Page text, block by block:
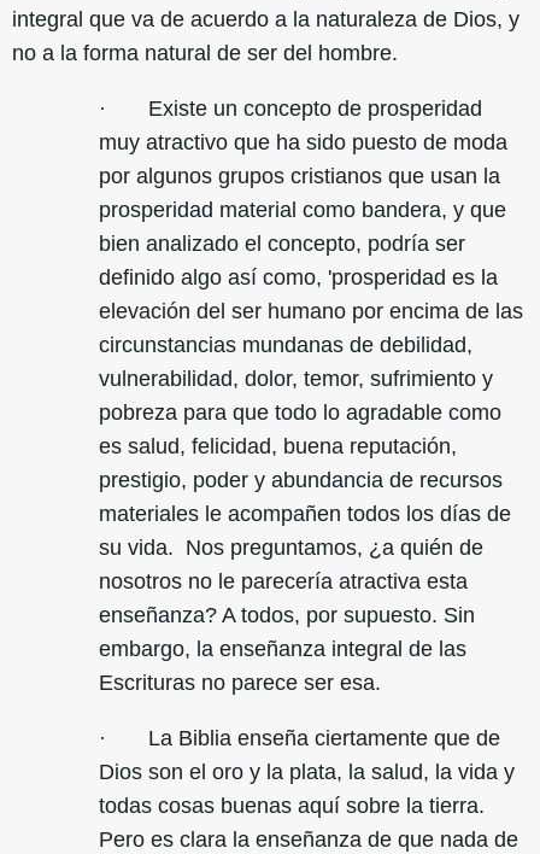
integral que va de acuerdo a la naturaleza de Dios, y
no a la forma natural de ser del hombre.
· Existe un concepto de prosperidad
muy atractivo que ha sido puesto de moda
por algunos grupos cristianos que usan la
prosperidad material como bandera, y que
bien analizado el concepto, podría ser
definido algo así como, 'prosperidad es la
elevación del ser humano por encima de las
circunstancias mundanas de debilidad,
vulnerabilidad, dolor, temor, sufrimiento y
pobreza para que todo lo agradable como
es salud, felicidad, buena reputación,
prestigio, poder y abundancia de recursos
materiales le acompañen todos los días de
su vida. Nos preguntamos, ¿a quién de
nosotros no le parecería atractiva esta
enseñanza? A todos, por supuesto. Sin
embargo, la enseñanza integral de las
Escrituras no parece ser esa.
· La Biblia enseña ciertamente que de
Dios son el oro y la plata, la salud, la vida y
todas cosas buenas aquí sobre la tierra.
Pero es clara la enseñanza de que nada de